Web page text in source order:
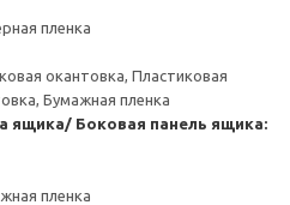
пленка
окантовка, Пластиковая
Бумажная пленка
ящика/ Боковая панель ящика:
пленка